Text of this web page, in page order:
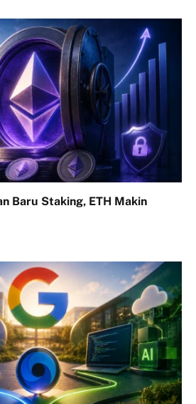
Baru Staking, ETH Makin